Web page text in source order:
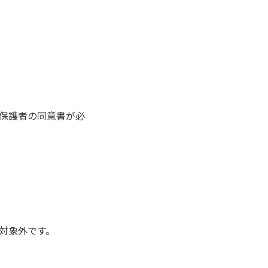
護者の同意書が必
外です。